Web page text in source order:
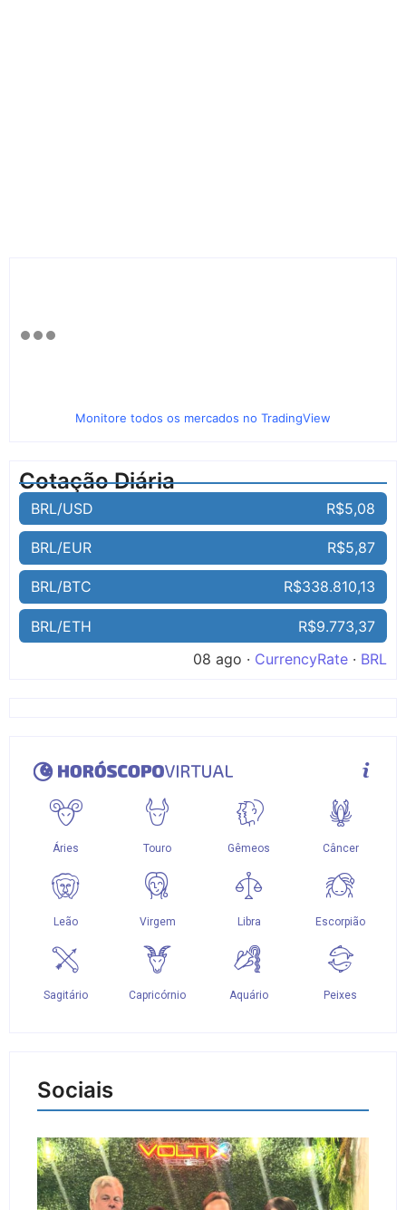
Monitore todos os mercados no TradingView
Cotação Diária
BRL/USD R$5,08
BRL/EUR R$5,87
BRL/BTC R$338.810,13
BRL/ETH
R$9.773,37
08 ago · CurrencyRate · BRL
Sociais